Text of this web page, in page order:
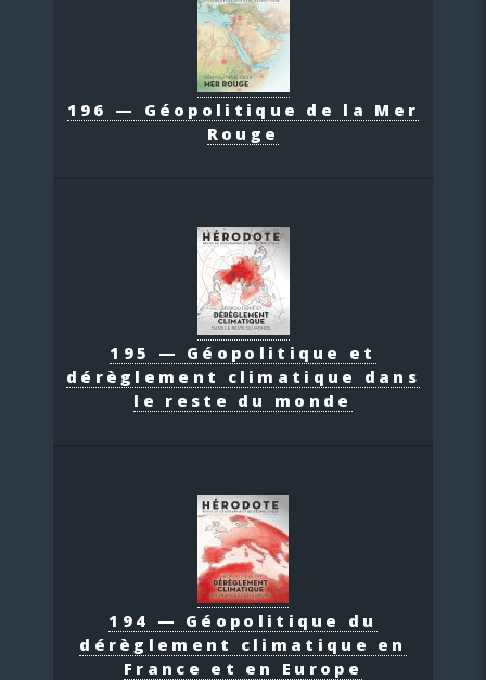
196 — Géopolitique de la Mer
Rouge
195 — Géopolitique et
dérèglement climatique dans
le reste du monde
194 — Géopolitique du
dérèglement climatique en
France et en Europe